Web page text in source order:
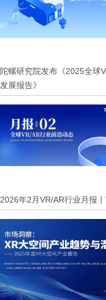
陀螺研究院发布《2025全球
发展报告》
2026年2月VR/AR行业月报